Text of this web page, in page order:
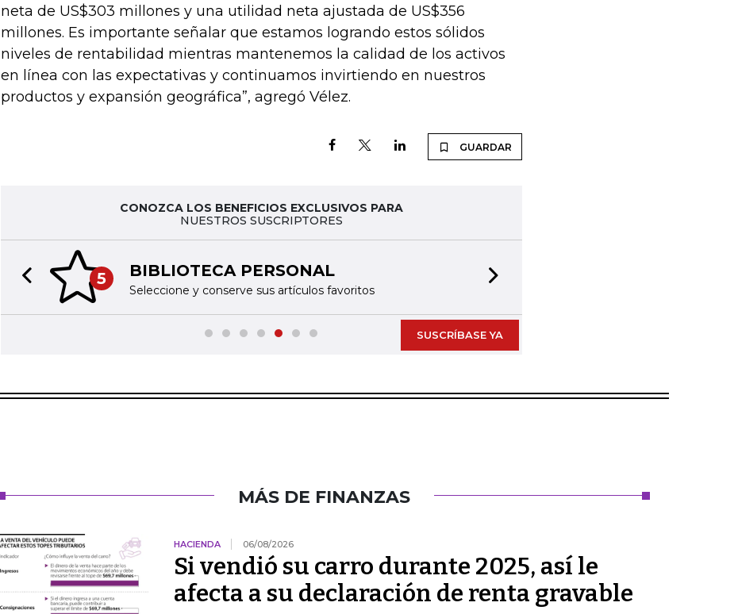
neta de US$303 millones y una utilidad neta ajustada de US$356
millones. Es importante señalar que estamos logrando estos sólidos
niveles de rentabilidad mientras mantenemos la calidad de los activos
en línea con las expectativas y continuamos invirtiendo en nuestros
productos y expansión geográfica”, agregó Vélez.
GUARDAR
CONOZCA LOS BENEFICIOS EXCLUSIVOS PARA
NUESTROS SUSCRIPTORES
5 BIBLIOTECA PERSONAL
Seleccione y conserve sus artículos favoritos
Previous slide
SUSCRÍBASE YA
MÁS DE FINANZAS
HACIENDA 06/08/2026
Si vendió su carro durante 2025, así le
afecta a su declaración de renta gravable